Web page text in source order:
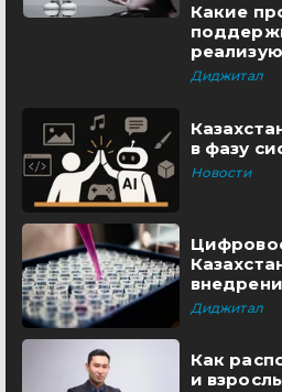
Какие
Диджитал
в фазу
Новости
Диджитал
Как
и